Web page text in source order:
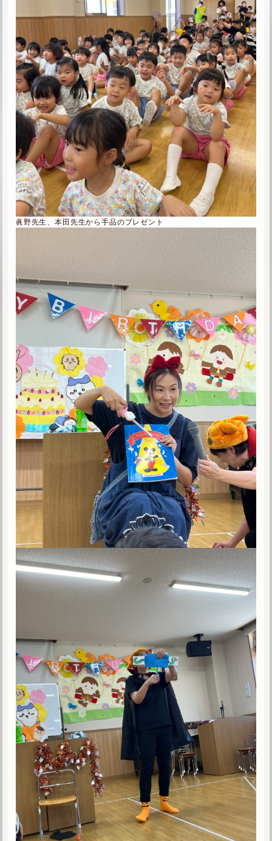
眞野先生、本田先生から手品のプレゼント